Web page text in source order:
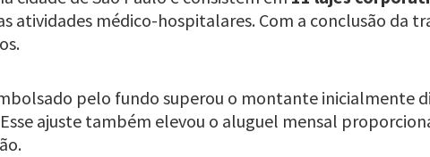
médico-hospitalares. Com a conclusão da
pelo fundo superou o montante inicialmente
ajuste também elevou o aluguel mensal